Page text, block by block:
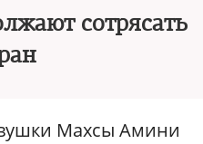
сотрясать
Махсы Амини